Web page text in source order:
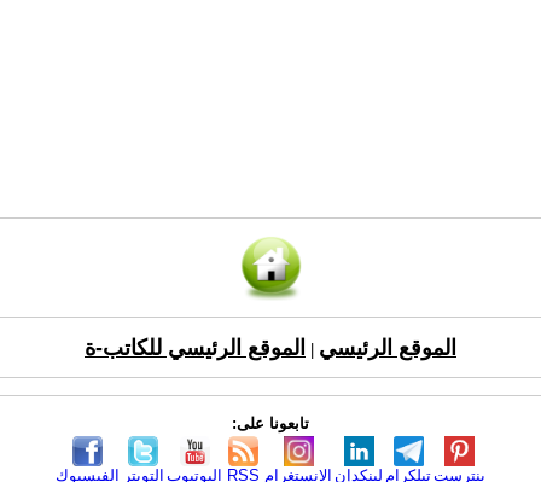
الموقع الرئيسي الموقع الرئيسي للكاتب-ة
تابعونا على:
الفيسبوك التويتر اليوتيوب RSS الانستغرام لينكدإن تيلكرامبنترست